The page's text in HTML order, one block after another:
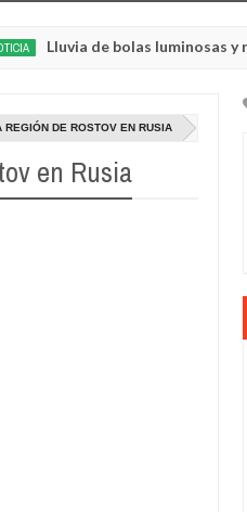
de bolas luminosas y
REGIÓN DE ROSTOV EN RUSIA
en Rusia